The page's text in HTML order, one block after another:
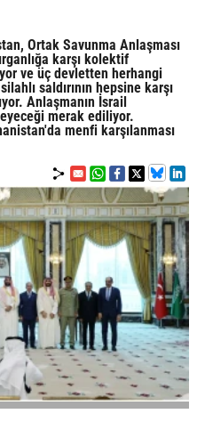
Ortak Savunma Anlaşması
karşı kolektif
ve üç devletten herhangi
saldırının hepsine karşı
Anlaşmanın İsrail
merak ediliyor.
menfi karşılanması